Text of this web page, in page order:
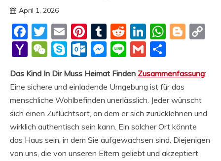
April 1, 2026
Meme
Facebook
Twitter
EmailPinterest
Tumblr
Reddit
LinkedIn
Yahoo
Mail
WeChat
SkypeOutlook.com
Messenger
LineGmail
Das Kind In Dir Muss Heimat Finden Zusammenfassung:
Eine sichere und einladende Umgebung ist für das
menschliche Wohlbefinden unerlässlich. Jeder wünscht
sich einen Zufluchtsort, an dem er sich zurücklehnen und
wirklich authentisch sein kann. Ein solcher Ort könnte
das Haus sein, in dem Sie aufgewachsen sind. Diejenigen
von uns, die von unseren Eltern geliebt und akzeptiert